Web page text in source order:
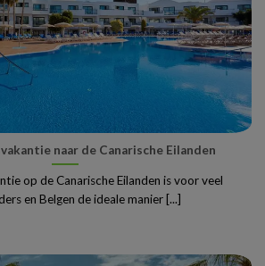
naar de Canarische Eilanden
op de Canarische Eilanden is voor veel
en Belgen de ideale manier [...]